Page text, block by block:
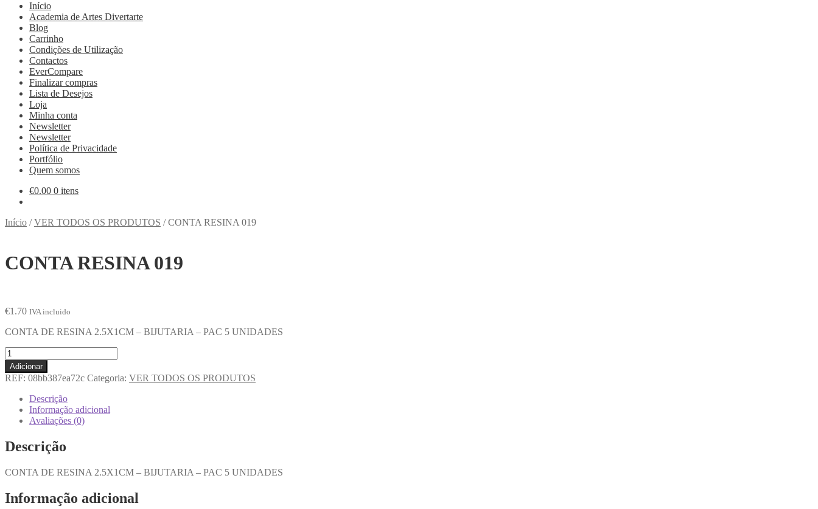
Início
Academia de Artes Divertarte
Blog
Carrinho
Condições de Utilização
Contactos
EverCompare
Finalizar compras
Lista de Desejos
Loja
Minha conta
Newsletter
Newsletter
Política de Privacidade
Portfólio
Quem somos
€0.00 0 itens
Início /VER TODOS OS PRODUTOS /CONTA RESINA 019
CONTA RESINA 019
€1.70 IVA incluido
CONTA DE RESINA 2.5X1CM – BIJUTARIA – PAC 5 UNIDADES
Adicionar
REF: 08bb387ea72c Categoria: VER TODOS OS PRODUTOS
Descrição
Informação adicional
Avaliações (0)
Descrição
CONTA DE RESINA 2.5X1CM – BIJUTARIA – PAC 5 UNIDADES
Informação adicional